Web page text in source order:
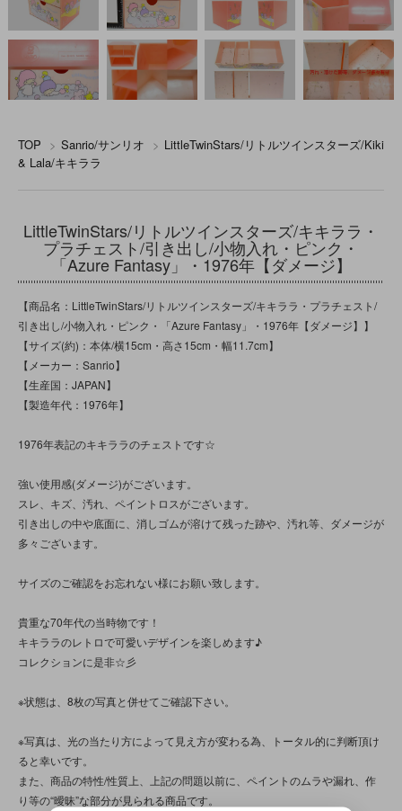
TOP > Sanrio/サンリオ > LittleTwinStars/リトルツインスターズ/Kiki
& Lala/キキララ
LittleTwinStars/リトルツインスターズ/キキララ・
プラチェスト/引き出し/小物入れ・ピンク・
「Azure Fantasy」・1976年【ダメージ】
【商品名：LittleTwinStars/リトルツインスターズ/キキララ・プラチェスト/
引き出し/小物入れ・ピンク・「Azure Fantasy」・1976年【ダメージ】】
【サイズ(約)：本体/横15cm・高さ15cm・幅11.7cm】
【メーカー：Sanrio】
【生産国：JAPAN】
【製造年代：1976年】
1976年表記のキキララのチェストです☆
強い使用感(ダメージ)がございます。
スレ、キズ、汚れ、ペイントロスがございます。
引き出しの中や底面に、消しゴムが溶けて残った跡や、汚れ等、ダメージが
多々ございます。
サイズのご確認をお忘れない様にお願い致します。
貴重な70年代の当時物です！
キキララのレトロで可愛いデザインを楽しめます♪
コレクションに是非☆彡
※状態は、8枚の写真と併せてご確認下さい。
※写真は、光の当たり方によって見え方が変わる為、トータル的に判断頂け
ると幸いです。
また、商品の特性/性質上、上記の問題以前に、ペイントのムラや漏れ、作
り等の“曖昧”な部分が見られる商品です。